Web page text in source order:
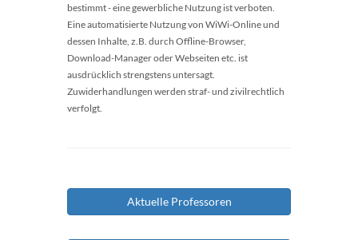
bestimmt - eine gewerbliche Nutzung ist verboten.
Eine automatisierte Nutzung von WiWi-Online und
dessen Inhalte, z.B. durch Offline-Browser,
Download-Manager oder Webseiten etc. ist
ausdrücklich strengstens untersagt.
Zuwiderhandlungen werden straf- und zivilrechtlich
verfolgt.
Aktuelle Professoren